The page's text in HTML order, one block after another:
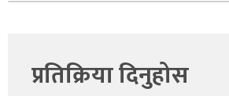
प्रतिक्रिया दिनुहोस